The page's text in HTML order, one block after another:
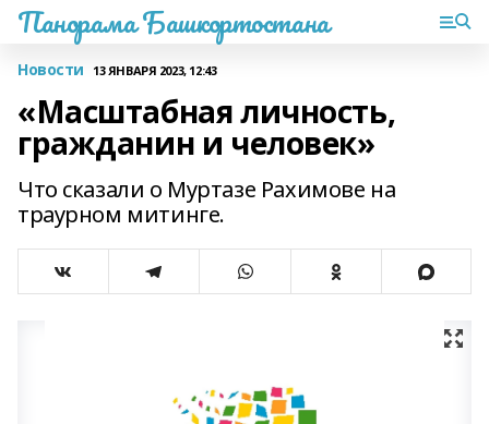
Панорама Башкортостана
Новости 13 ЯНВАРЯ 2023, 12:43
«Масштабная личность,
гражданин и человек»
Что сказали о Муртазе Рахимове на
траурном митинге.